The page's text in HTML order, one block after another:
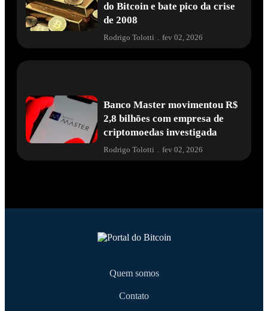
do Bitcoin e bate pico da crise
de 2008
Rodrigo Tolotti . fev 02, 2026
Banco Master movimentou R$
2,8 bilhões com empresa de
criptomoedas investigada
Rodrigo Tolotti fev 02, 2026
Quem somos
Contato